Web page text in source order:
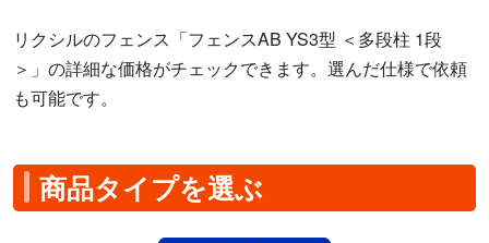
リクシルのフェンス「フェンスAB YS3型 ＜多段柱 1段
＞」の詳細な価格がチェックできます。選んだ仕様で依頼
も可能です。
商品タイプを選ぶ